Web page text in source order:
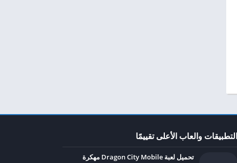
التطبيقات والعاب الأعلى تقييمًا
تحميل لعبة Dragon City Mobile مهكرة